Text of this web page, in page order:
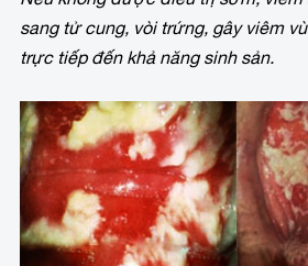
sang tử cung, vòi trứng, gây viêm
trực tiếp đến khả năng sinh sản.